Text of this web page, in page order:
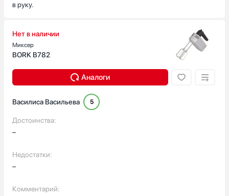
в руку.
Нет в наличии
Миксер
BORK B782
Аналоги
Василиса Васильева 5
Достоинства:
–
Недостатки:
–
Комментарий: